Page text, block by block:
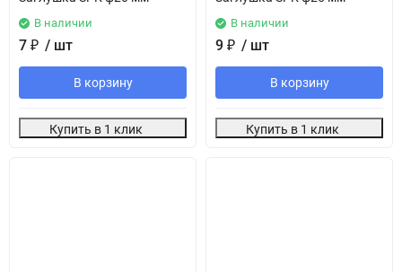
В наличии
7 ₽ / шт
В корзину
Купить в 1 клик
В наличии
9 ₽ / шт
В корзину
Купить в 1 клик